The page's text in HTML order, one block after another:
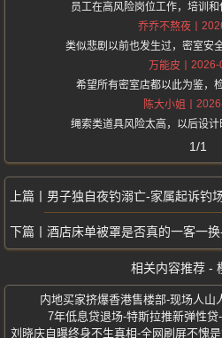
员工在高风险岗位工作，培训和
乔乔不熬夜
类似悲剧以前也发生过，密室安
万能皮
2026-
希望所有密室店都以此为鉴，
陈大小姐
绳索类道具风险太高，以后设计
1/1
男子独自夜钓溺亡-家属起诉钓场索赔
酒店床单被罩是否真的一客一换-记者暗
相关内容推荐 -
内地买家挤爆香港售楼部-现场人山
7年低息贷退场-特斯拉推新弹性
刘晓庆自曝终身不生真相-全网刷屏不愧